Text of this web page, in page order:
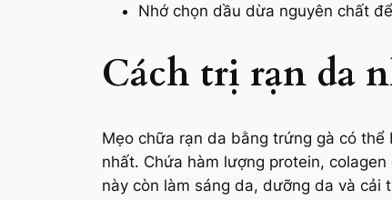
Nhớ chọn dầu dừa nguyên chất
Cách trị rạn da
Mẹo chữa rạn da bằng trứng gà có
nhất. Chứa hàm lượng protein,
này còn làm sáng da, dưỡng da và cải